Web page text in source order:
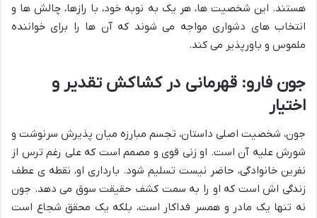
هستند. این شخصیت ها، هر یک به نوبه خود، با رازها، چالش ها و
انتخاب های دشواری مواجه می شوند که آن ها را برای خواننده
ملموس و باورپذیر می کند.
جون فارو: قهرمانی در کشاکش تقدیر و
اختیار
جون، شخصیت اصلی داستان، تجسم مبارزه میان پذیرش سرنوشت و
شورش علیه آن است. او زنی قوی و مصمم است که علی رغم ترس از
نفرین خانوادگی، حاضر نیست تسلیم شود. بارداری او، نقطه ی عطف
زندگی اش است که او را به سمت کشف حقیقت سوق می دهد. جون
نه تنها یک مادر و همسر فداکار است، بلکه یک محقق شجاع است